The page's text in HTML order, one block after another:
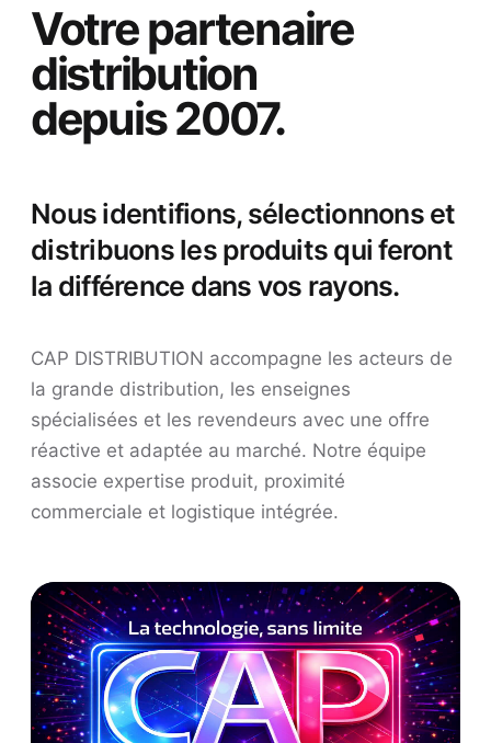
Votre partenaire
distribution
depuis 2007.
Nous identifions, sélectionnons et
distribuons les produits qui feront
la différence dans vos rayons.
CAP DISTRIBUTION accompagne les acteurs de
la grande distribution, les enseignes
spécialisées et les revendeurs avec une offre
réactive et adaptée au marché. Notre équipe
associe expertise produit, proximité
commerciale et logistique intégrée.